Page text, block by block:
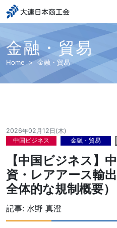
大連日本商工会
金融・貿易
Home 金融・貿易
2026年02月12日(木)
中国ビジネス
金融・貿易
【中国ビジネス】
資・レアアース輸
全体的な規制概要）
記事: 水野 真澄